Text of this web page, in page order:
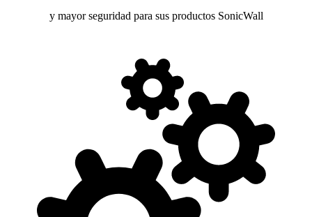
y mayor seguridad para sus productos SonicWall